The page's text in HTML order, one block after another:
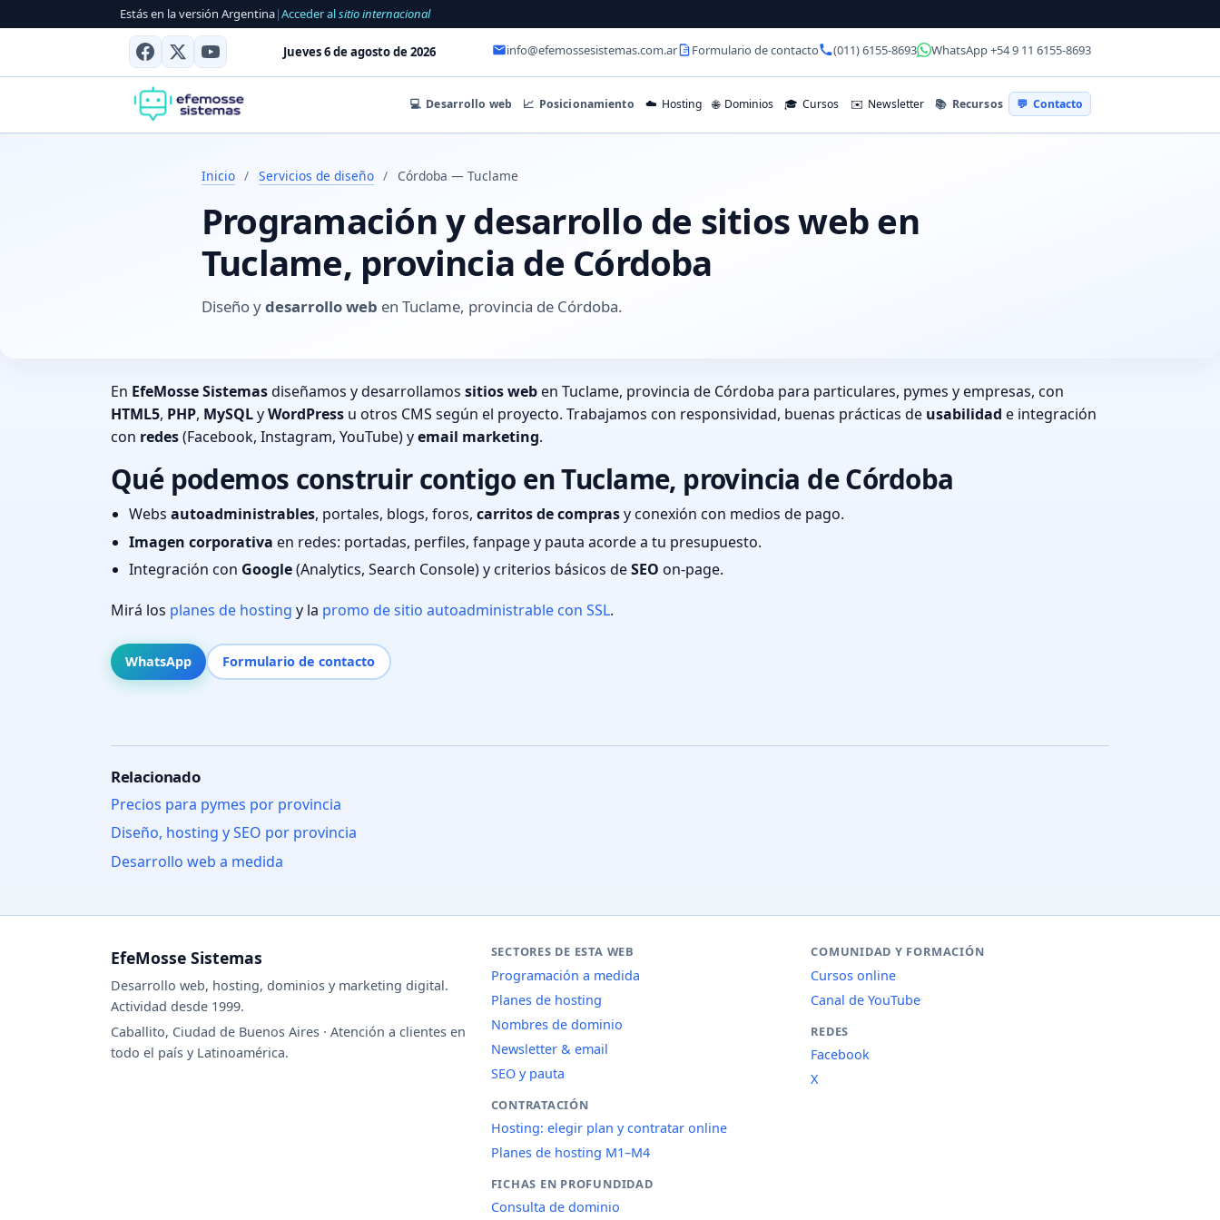
Estás en la versión Argentina|Acceder alsitio internacional
Jueves 6 de agosto de 2026 info@efemossesistemas.com.ar Formulario de contacto (011) 6155-8693 WhatsApp +54 9 11 6155-8693
💻 Desarrollo web 📈 Posicionamiento ☁️ Hosting 🌐 Dominios 🎓 Cursos ✉️ Newsletter 📚 Recursos 💬 Contacto
Inicio / Servicios de diseño / Córdoba — Tuclame
Programación y desarrollo de sitios web en
Tuclame, provincia de Córdoba
Diseño ydesarrollo web en Tuclame, provincia de Córdoba.
En EfeMosse Sistemasdiseñamos y desarrollamos sitios weben Tuclame, provincia de Córdoba para particulares, pymes y empresas, con
HTML5, PHP, MySQLyWordPress u otros CMS según el proyecto. Trabajamos con responsividad, buenas prácticas de usabilidad e integración
con redes(Facebook, Instagram, YouTube) yemail marketing.
Qué podemos construir contigo en Tuclame, provincia de Córdoba
Webs autoadministrables, portales, blogs, foros, carritos de comprasy conexión con medios de pago.
Imagen corporativa en redes: portadas, perfiles, fanpage y pauta acorde a tu presupuesto.
Integración con Google(Analytics, Search Console) y criterios básicos deSEO on-page.
Mirá los planes de hosting y la promo de sitio autoadministrable con SSL.
WhatsApp Formulario de contacto
Relacionado
Precios para pymes por provincia
Diseño, hosting y SEO por provincia
Desarrollo web a medida
EfeMosse Sistemas
Desarrollo web, hosting, dominios y marketing digital.
Actividad desde 1999.
Caballito, Ciudad de Buenos Aires · Atención a clientes en
todo el país y Latinoamérica.
SECTORES DE ESTA WEB
Programación a medida
Planes de hosting
Nombres de dominio
Newsletter & email
SEO y pauta
CONTRATACIÓN
Hosting: elegir plan y contratar online
Planes de hosting M1–M4
FICHAS EN PROFUNDIDAD
Consulta de dominio
COMUNIDAD Y FORMACIÓN
Cursos online
Canal de YouTube
REDES
Facebook
X